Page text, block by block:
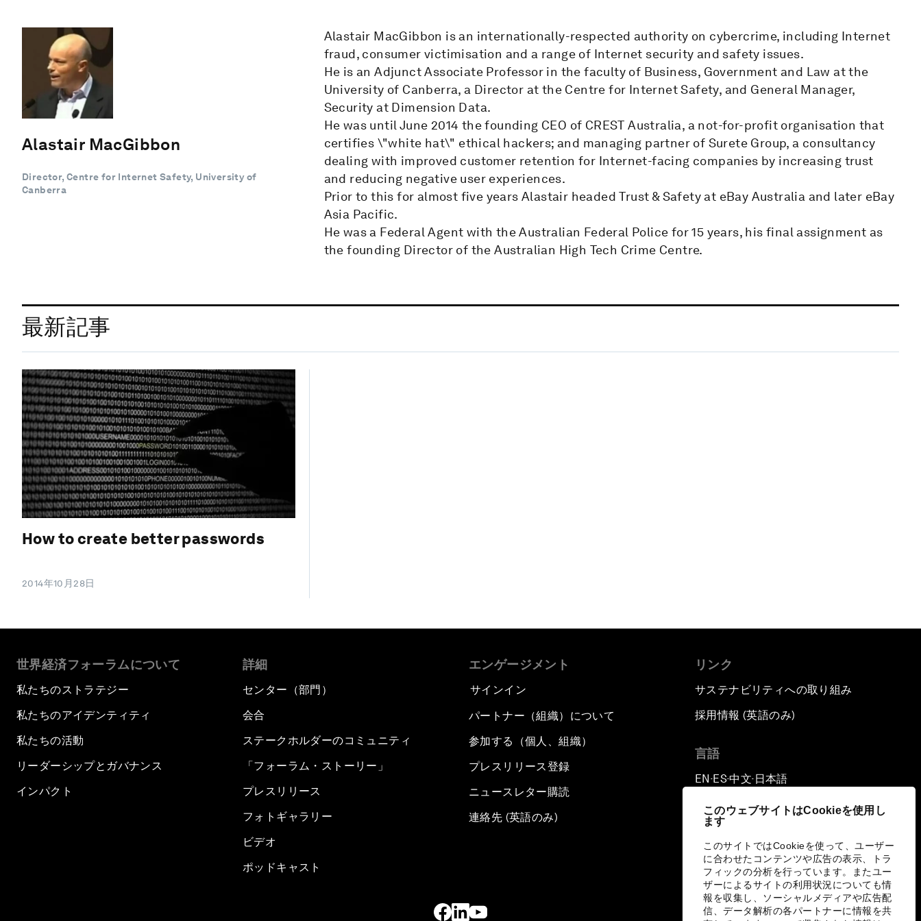
このウェブサイトはCookieを使用し
ます
このサイトではCookieを使って、ユーザー
に合わせたコンテンツや広告の表示、トラ
フィックの分析を行っています。またユー
ザーによるサイトの利用状況についても情
報を収集し、ソーシャルメディアや広告配
信、データ解析の各パートナーに情報を共
Alastair MacGibbon
Director, Centre for Internet Safety, University of
Canberra
Alastair MacGibbon is an internationally-respected authority on cybercrime, including Internet
fraud, consumer victimisation and a range of Internet security and safety issues.
He is an Adjunct Associate Professor in the faculty of Business, Government and Law at the
University of Canberra, a Director at the Centre for Internet Safety, and General Manager,
Security at Dimension Data.
He was until June 2014 the founding CEO of CREST Australia, a not-for-profit organisation that
certifies \"white hat\" ethical hackers; and managing partner of Surete Group, a consultancy
dealing with improved customer retention for Internet-facing companies by increasing trust
and reducing negative user experiences.
Prior to this for almost five years Alastair headed Trust & Safety at eBay Australia and later eBay
Asia Pacific.
He was a Federal Agent with the Australian Federal Police for 15 years, his final assignment as
the founding Director of the Australian High Tech Crime Centre.
最新記事
How to create better passwords
2014年10月28日
世界経済フォーラムについて
私たちのストラテジー
私たちのアイデンティティ
私たちの活動
リーダーシップとガバナンス
インパクト
詳細
センター（部門）
会合
ステークホルダーのコミュニティ
「フォーラム・ストーリー」
プレスリリース
フォトギャラリー
ビデオ
ポッドキャスト
エンゲージメント
サインイン
パートナー（組織）について
参加する（個人、組織）
プレスリリース登録
ニュースレター購読
連絡先 (英語のみ)
リンク
サステナビリティへの取り組み
採用情報 (英語のみ)
言語
EN ▪ES▪中文▪ 日本語